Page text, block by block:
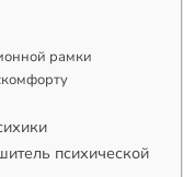
рамки
психической